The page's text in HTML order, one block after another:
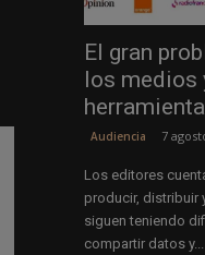
El gran
los medios
Audiencia 7
Los editores
producir, distribuir
siguen teniendo
compartir datos y...